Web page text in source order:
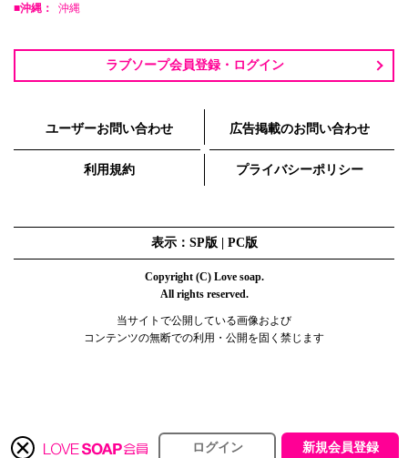
■沖縄： 沖縄
ラブソープ会員登録・ログイン
ユーザーお問い合わせ 広告掲載のお問い合わせ
利用規約 プライバシーポリシー
表示：SP版 | PC版
Copyright (C) Love soap.
All rights reserved.
当サイトで公開している画像および
コンテンツの無断での利用・公開を固く禁じます
ログイン 新規会員登録